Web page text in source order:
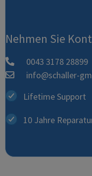
Nehmen Sie
0043 3178 28899
info@schaller-
Lifetime Support
10 Jahre